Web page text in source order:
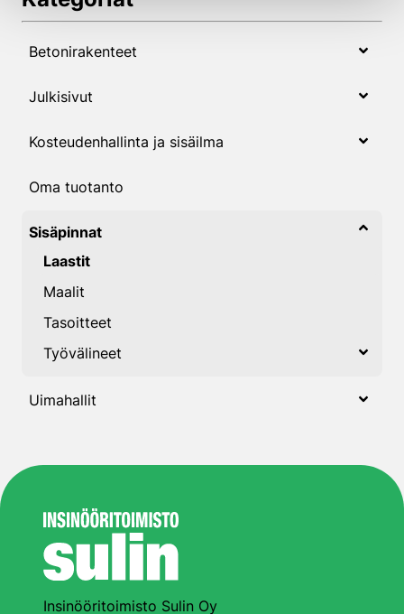
Betonirakenteet
Julkisivut
Kosteudenhallinta ja sisäilma
Oma tuotanto
Sisäpinnat
Laastit
Maalit
Tasoitteet
Työvälineet
Uimahallit
Insinööritoimisto Sulin Oy